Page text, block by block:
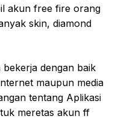
akun free fire orang
skin, diamond
dengan baik
maupun media
tentang Aplikasi
meretas akun ff